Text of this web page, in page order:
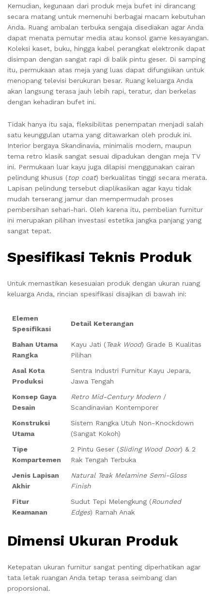
Kemudian, kegunaan dari produk meja bufet ini dirancang
secara matang untuk memenuhi berbagai macam kebutuhan
Anda. Ruang ambalan terbuka sengaja disediakan agar Anda
dapat menata pemutar media atau konsol game kesayangan.
Koleksi kaset, buku, hingga kabel perangkat elektronik dapat
disimpan dengan sangat rapi di balik pintu geser. Di samping
itu, permukaan atas meja yang luas dapat difungsikan untuk
menopang televisi berukuran besar. Ruang keluarga Anda
akan langsung terasa jauh lebih rapi, teratur, dan berkelas
dengan kehadiran bufet ini.
Tidak hanya itu saja, fleksibilitas penempatan menjadi salah
satu keunggulan utama yang ditawarkan oleh produk ini.
Interior bergaya Skandinavia, minimalis modern, maupun
tema retro klasik sangat sesuai dipadukan dengan meja TV
ini. Permukaan luar kayu juga dilapisi menggunakan cairan
pelindung khusus (top coat) berkualitas tinggi secara merata.
Lapisan pelindung tersebut diaplikasikan agar kayu tidak
mudah terserang jamur dan mempermudah proses
pembersihan sehari-hari. Oleh karena itu, pembelian furnitur
ini merupakan pilihan investasi estetika jangka panjang yang
sangat tepat.
Spesifikasi Teknis Produk
Untuk memastikan kesesuaian produk dengan ukuran ruang
keluarga Anda, rincian spesifikasi disajikan di bawah ini:
Elemen
Spesifikasi
Detail Keterangan
Bahan Utama
Rangka
Kayu Jati (Teak Wood) Grade B Kualitas
Pilihan
Asal Kota
Produksi
Sentra Industri Furnitur Kayu Jepara,
Jawa Tengah
Konsep Gaya
Desain
Retro Mid-Century Modern /
Scandinavian Kontemporer
Konstruksi
Utama
Sistem Rangka Utuh Non-Knockdown
(Sangat Kokoh)
Tipe
Kompartemen
2 Pintu Geser (Sliding Wood Door) & 2
Rak Tengah Terbuka
Jenis Lapisan
Akhir
Natural Teak Melamine Semi-Gloss
Finish
Fitur
Keamanan
Sudut Tepi Melengkung (Rounded
Edges) Ramah Anak
Dimensi Ukuran Produk
Ketepatan ukuran furnitur sangat penting diperhatikan agar
tata letak ruangan Anda tetap terasa seimbang dan
proporsional.